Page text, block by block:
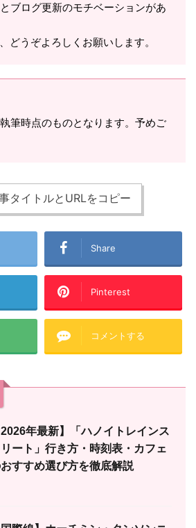
ブログ更新のモチベーションがあ
どうぞよろしくお願いします。
筆時点のものとなります。予めご
タイトルとURLをコピー
Share
Pinterest
コメントする
2026年最新】「ハノイトレインス
リート」行き方・時刻表・カフェ
すすめ選び方を徹底解説